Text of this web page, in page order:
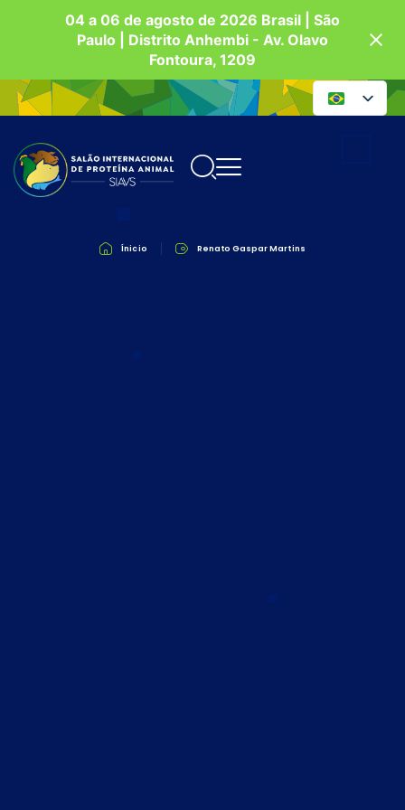
04 a 06 de agosto de 2026 Brasil | São
Paulo | Distrito Anhembi - Av. Olavo
Fontoura, 1209
Ínicio Renato Gaspar Martins